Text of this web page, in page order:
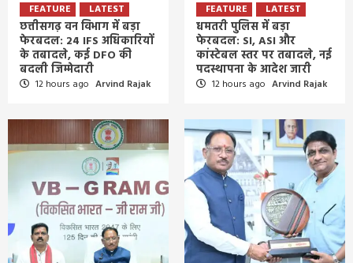
FEATURE
LATEST
छत्तीसगढ़ वन विभाग में बड़ा
फेरबदल: 24 IFS अधिकारियों
के तबादले, कई DFO की
बदली जिम्मेदारी
12 hours ago Arvind Rajak
FEATURE
LATEST
धमतरी पुलिस में बड़ा
फेरबदल: SI, ASI और
कांस्टेबल स्तर पर तबादले, नई
पदस्थापना के आदेश जारी
12 hours ago Arvind Rajak